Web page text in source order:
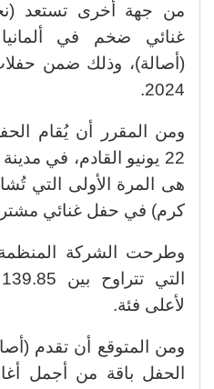
من جهة أخرى تستعد
غنائي ضخم في
(أصالة)، وذلك ضمن
2024.
ومن المقرر أن يُقام
22 يونيو القادم، في
هى المرة الأولى التي
كرم) في حفل غنائي
وطرحت الشركة المنظمة
لأعلى فئة.
ومن المتوقع أن تقدم
الحفل باقة من أجمل